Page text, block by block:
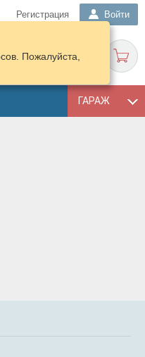
Регистрация Войти
ГАРАЖ
Пожалуйста,